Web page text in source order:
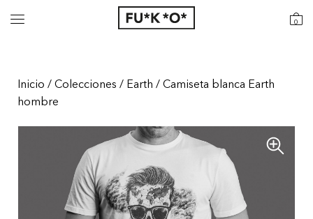
0
Inicio / Colecciones / Earth / Camiseta blanca Earth
hombre